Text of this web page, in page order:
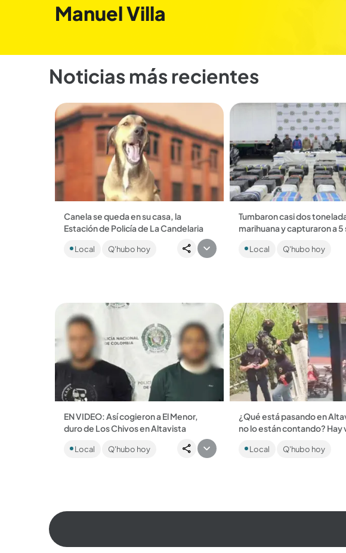
Manuel Villa
Noticias más recientes
Canela se queda en su casa, la
Estación de Policía de La Candelaria
advertía sobre su posible retiro, el
alcalde Federico Gutiérrez confirmó
Local Q'hubo hoy
Tumbaron casi dos
marihuana y capturaron a
droga avaluado en cerca de
2.000.000.0000 que
Local Q'hubo hoy
EN VIDEO: Así cogieron a El Menor,
duro de Los Chivos en Altavista
pública por estos días se debía a los
Local Q'hubo hoy
¿Qué está pasando en
no lo están contando? Hay
Después de la muerte de
en un operativo del Gaula,
Local Q'hubo hoy